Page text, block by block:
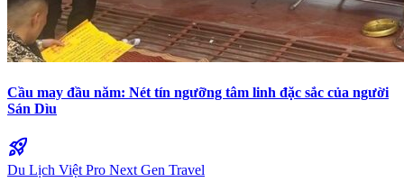
Cầu may đầu năm: Nét tín ngưỡng tâm linh đặc sắc của người
Sán Dìu
rocket_launch
Du Lịch Việt Pro Next Gen Travel